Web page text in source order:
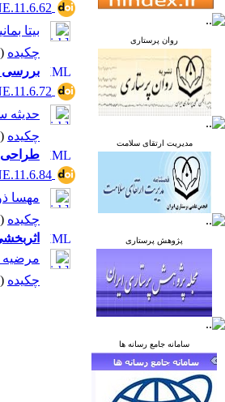
روان پرستاری
مدیریت ارتقای سلامت
پژوهش پرستاری
سامانه جامع رسانه ها
بیتا
چکیده (۳۱۰۸ مشاهده)
بررسی
حدیثه
چکیده (۳۸۶۲ مشاهده)
طراحی
مهسا
چکیده (۲۷۷۹ مشاهده)
چکیده (۳۰۷۷ مشاهده)